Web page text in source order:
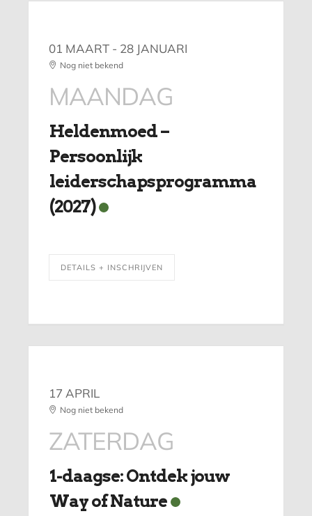
01 MAART - 28 JANUARI
Nog niet bekend
MAANDAG
Heldenmoed –
Persoonlijk
leiderschapsprogramma
(2027)
DETAILS + INSCHRIJVEN
17 APRIL
Nog niet bekend
ZATERDAG
1-daagse: Ontdek jouw
Way of Nature